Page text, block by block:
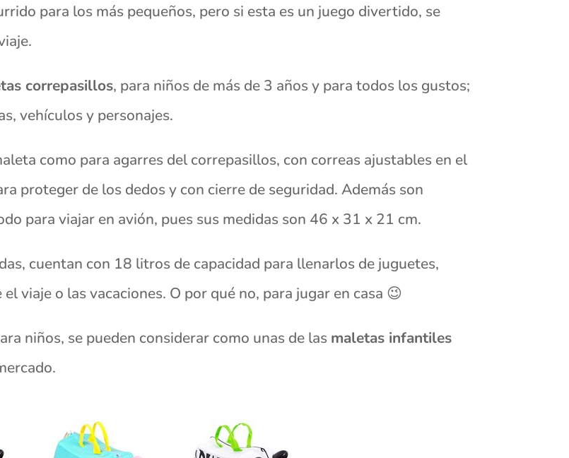
para los más pequeños, pero si esta es un juego divertido, se
correpasillos, para niños de más de 3 años y para todos los gustos;
vehículos y personajes.
como para agarres del correpasillos, con correas ajustables en el
proteger de los dedos y con cierre de seguridad. Además son
para viajar en avión, pues sus medidas son 46 x 31 x 21 cm.
cuentan con 18 litros de capacidad para llenarlos de juguetes,
viaje o las vacaciones. O por qué no, para jugar en casa 😉
niños, se pueden considerar como unas de las maletas infantiles